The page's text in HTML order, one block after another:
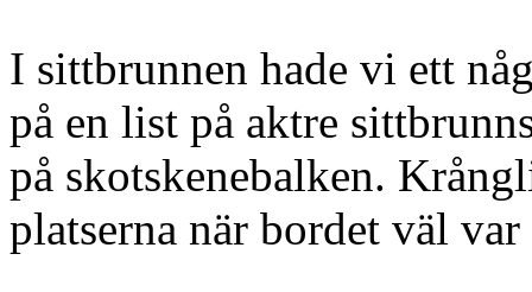
I sittbrunnen hade vi ett
på en list på aktre
på skotskenebalken.
platserna när bordet väl var